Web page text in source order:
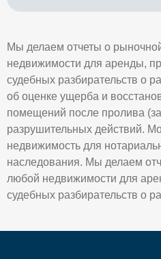
Мы делаем отчеты о
недвижимости для аренды,
судебных разбирательств о
об оценке ущерба и
помещений после пролива
разрушительных действий.
недвижимость для
наследования. Мы делаем
любой недвижимости для
судебных разбирательств о